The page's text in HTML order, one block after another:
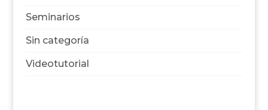
Seminarios
Sin categoría
Videotutorial